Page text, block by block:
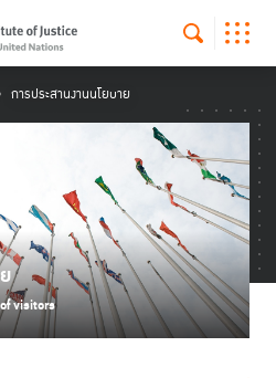
การประสานงานนโยบาย
visitors